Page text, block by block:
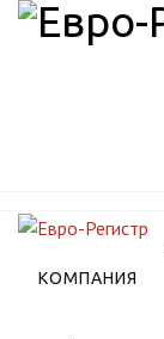
КОМПАНИЯ